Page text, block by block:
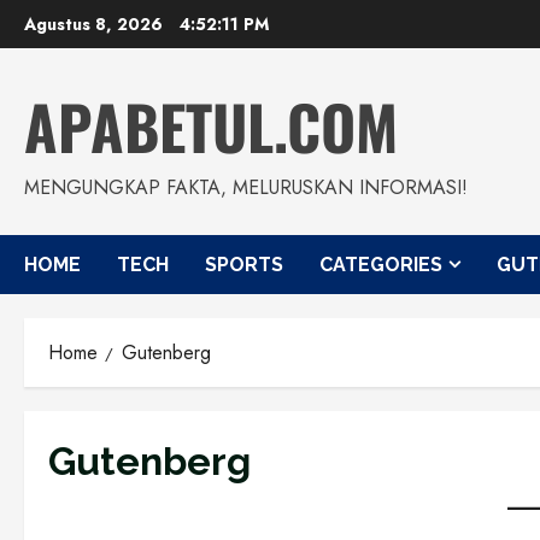
Agustus 8, 2026 4:52:12 PM
APABETUL.COM
MENGUNGKAP FAKTA, MELURUSKAN INFORMASI!
HOME TECH SPORTS CATEGORIES
Home Gutenberg
Gutenberg